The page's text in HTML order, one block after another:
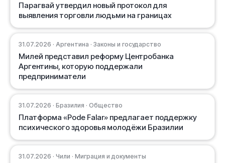
Парагвай утвердил новый протокол для
выявления торговли людьми на границах
31.07.2026 · Аргентина · Законы и государство
Милей представил реформу Центробанка
Аргентины, которую поддержали
предприниматели
31.07.2026 · Бразилия · Общество
Платформа «Pode Falar» предлагает поддержку
психического здоровья молодёжи Бразилии
31.07.2026 · Чили · Миграция и документы